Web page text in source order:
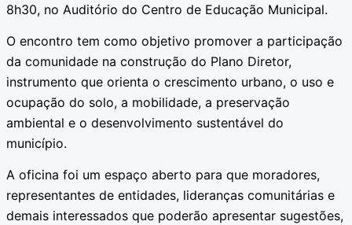
8h30, no Auditório do Centro de Educação Municipal.
O encontro tem como objetivo promover a participação
da comunidade na construção do Plano Diretor,
instrumento que orienta o crescimento urbano, o uso e
ocupação do solo, a mobilidade, a preservação
ambiental e o desenvolvimento sustentável do
município.
A oficina foi um espaço aberto para que moradores,
representantes de entidades, lideranças comunitárias e
demais interessados que poderão apresentar sugestões,